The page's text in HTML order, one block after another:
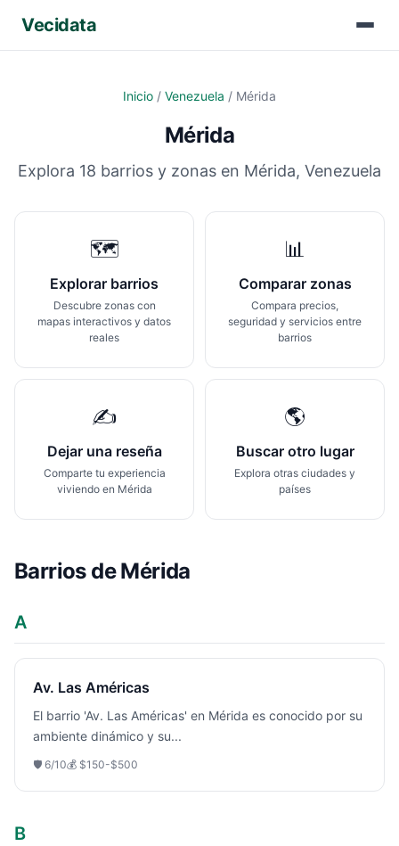
Vecidata
Inicio / Venezuela / Mérida
Mérida
Explora 18 barrios y zonas en Mérida, Venezuela
🗺️
Explorar barrios
Descubre zonas con
mapas interactivos y datos
reales
📊
Comparar zonas
Compara precios,
seguridad y servicios entre
barrios
✍️
Dejar una reseña
Comparte tu experiencia
viviendo en Mérida
🌎
Buscar otro lugar
Explora otras ciudades y
países
Barrios deMérida
A
Av. Las Américas
El barrio 'Av. Las Américas' en Mérida es conocido por su
ambiente dinámico y su...
🛡️ 6/10💰 $150-$500
B